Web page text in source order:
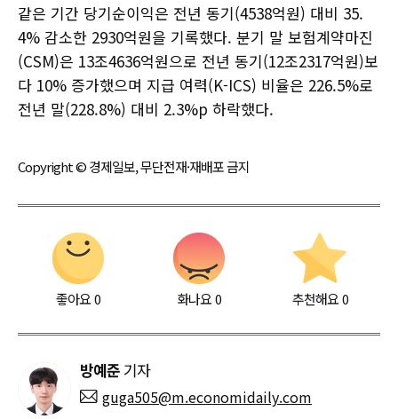
같은 기간 당기순이익은 전년 동기(4538억원) 대비 35.
4% 감소한 2930억원을 기록했다. 분기 말 보험계약마진
(CSM)은 13조4636억원으로 전년 동기(12조2317억원)보
다 10% 증가했으며 지급 여력(K-ICS) 비율은 226.5%로
전년 말(228.8%) 대비 2.3%p 하락했다.
Copyright © 경제일보, 무단전재·재배포 금지
좋아요0 화나요0 추천해요 0
방예준 기자
guga505@m.economidaily.com